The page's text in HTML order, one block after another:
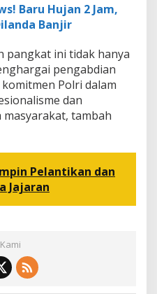
Baru Hujan 2 Jam,
Banjir
pangkat ini tidak hanya
pengabdian
Polri dalam
dan
tambah
Pelantikan dan
Jajaran